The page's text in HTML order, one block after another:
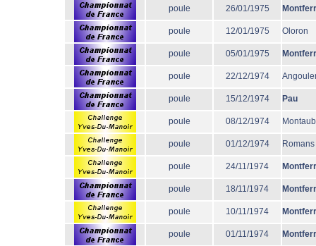
poule 26/01/1975
poule 12/01/1975 Oloron
poule 05/01/1975
poule 22/12/1974
poule 15/12/1974 Pau
poule 08/12/1974
poule 01/12/1974 Romans
poule 24/11/1974
poule 18/11/1974
poule 10/11/1974
poule 01/11/1974